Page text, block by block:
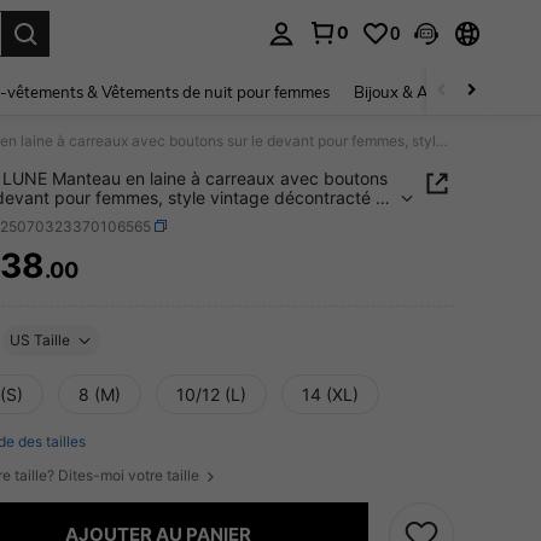
0 0
vêtements & Vêtements de nuit pour femmes Bijoux & Accessoires pour
SHEIN LUNE Manteau en laine à carreaux avec boutons sur le devant pour femmes, style vintage décontracté et élégant pour les déplacements, pour l'automne/hiver
LUNE Manteau en laine à carreaux avec boutons
pour femmes, style vintage décontracté et
pour les déplacements, pour l'automne/hiver
AND AVAILABILITY
.00
US Taille
8 (M) 10/12 (L) 14 (XL)
des tailles
taille? Dites-moi votre taille
AJOUTER AU PANIER